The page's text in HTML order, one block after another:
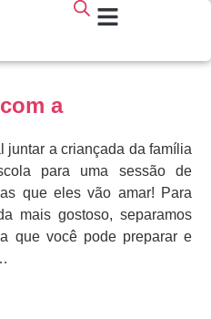
a
juntar a criançada da família
para uma sessão de
que eles vão amar! Para
mais gostoso, separamos
que você pode preparar e